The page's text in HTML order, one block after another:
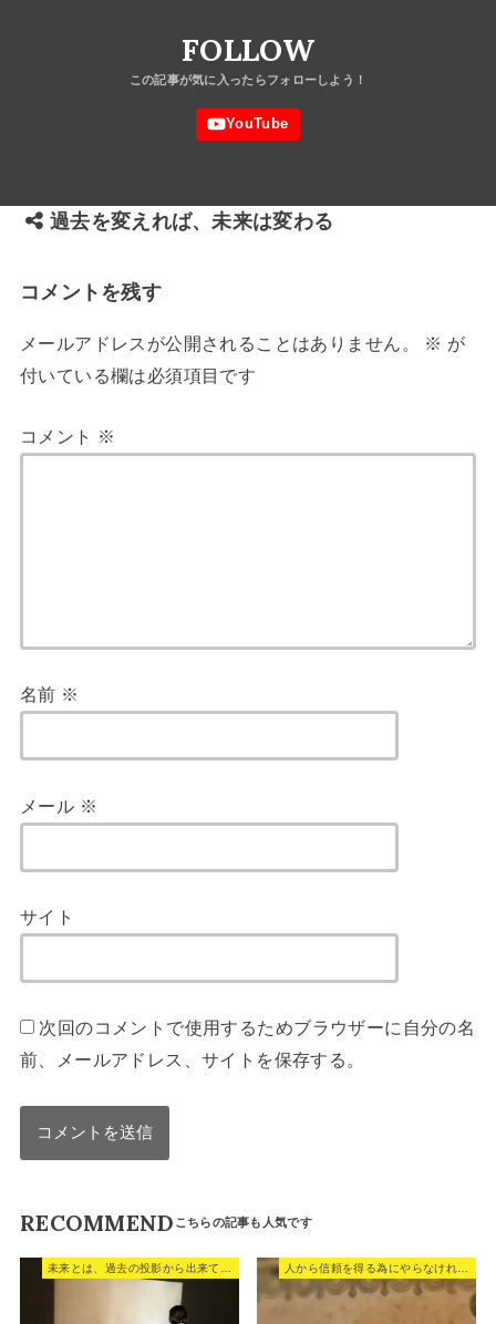
FOLLOW
過去を変えれば、未来は変わる
コメントを残す
メールアドレスが公開されることはありません。 ※ が
付いている欄は必須項目です
コメント ※
名前 ※
メール ※
サイト
次回のコメントで使用するためブラウザーに自分の名
前、メールアドレス、サイトを保存する。
RECOMMEND